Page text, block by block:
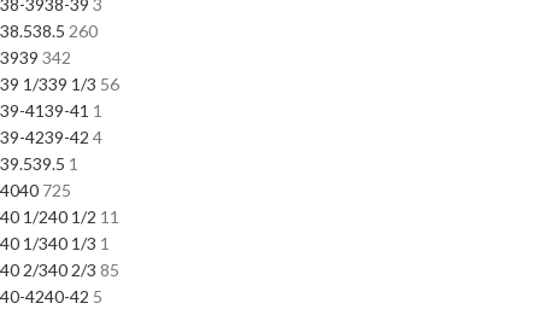
38-3938-39 3
38.538.5 260
3939 342
39 1/339 1/3 56
39-4139-41 1
39-4239-42 4
39.539.5 1
4040 725
40 1/240 1/2 11
40 1/340 1/3 1
40 2/340 2/3 85
40-4240-42 5